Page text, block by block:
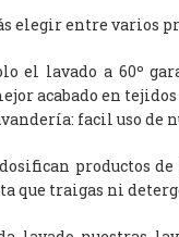
elegir entre varios
el lavado a 60º
acabado en
facil uso de
productos
que traigas ni